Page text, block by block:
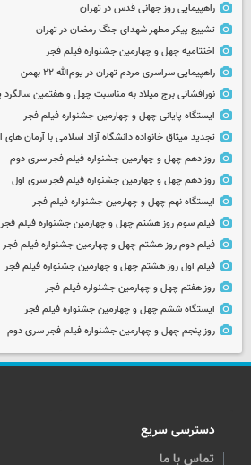
راهپیمایی روز جهانی قدس در تهران
تشییع پیکر مطهر شهدای جنگ رمضان در تهران
اختتامیه چهل و چهارمین جشنواره فیلم فجر
راهپیمایی سراسری مردم تهران در یوم‌الله ۲۲ بهمن
نورافشانی برج میلاد به مناسبت چهل‌ و هفتمین سالگرد
ایستگاه پایانی چهل و چهارمین جشنواره فیلم فجر
تجدید میثاق خانواده دانشگاه آزاد اسلامی با آرمان
روز دهم چهل و چهارمین جشنواره فیلم فجر سری دوم
روز دهم چهل و چهارمین جشنواره فیلم فجر سری اول
ایستگاه نهم چهل و چهارمین جشنواره فیلم فجر
فیلم سوم روز هشتم چهل و چهارمین جشنواره فیلم فجر
فیلم دوم روز هشتم چهل و چهارمین جشنواره فیلم فجر
فیلم اول روز هشتم چهل و چهارمین جشنواره فیلم فجر
روز هفتم چهل و چهارمین جشنواره فیلم فجر
ایستگاه ششم چهل و چهارمین جشنواره فیلم فجر
روز پنجم چهل و چهارمین جشنواره فیلم فجر سری دوم
دسترسی سریع
تماس با ما